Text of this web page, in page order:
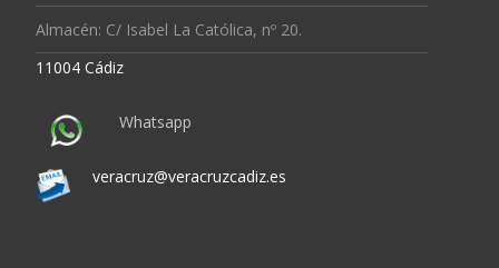
Almacén: C/ Isabel La Católica, nº 20.
11004 Cádiz
Whatsapp
veracruz@veracruzcadiz.es